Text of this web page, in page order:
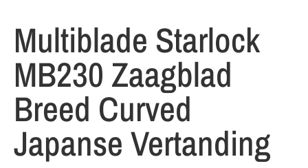
Multiblade Starlock
MB230 Zaagblad
Breed Curved
Japanse Vertanding